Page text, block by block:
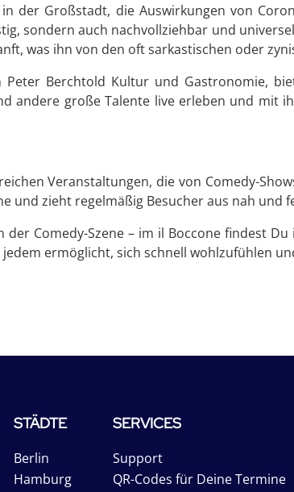
der Großstadt, die Auswirkungen von
sondern auch nachvollziehbar und
was ihn von den oft sarkastischen oder
Berchtold Kultur und Gastronomie,
andere große Talente live erleben und mit
Veranstaltungen, die von Comedy-
und zieht regelmäßig Besucher aus nah und
der Comedy-Szene – im il Boccone findest
ermöglicht, sich schnell wohlzufühlen
STÄDTE
Berlin
Hamburg
SERVICES
Support
QR-Codes für Deine Termine